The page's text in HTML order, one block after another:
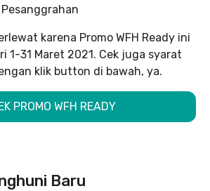
karena Promo WFH Ready ini
1-31 Maret 2021. Cek juga syarat
klik button di bawah, ya.
PROMO WFH READY
Baru